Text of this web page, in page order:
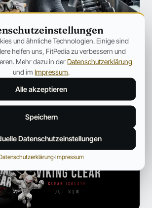
Fitness für immer
jeder über
spricht
immer häufiger unter dem
besprochen werden.
2026 12 Min.
und ähnliche Technologien. Einige sind
helfen uns, FitPedia zu verbessern und
Mehr dazu in der Datenschutzerklärung
und im Impressum
Alle akzeptieren
Speichern
Datenschutzeinstellungen
·Impressum